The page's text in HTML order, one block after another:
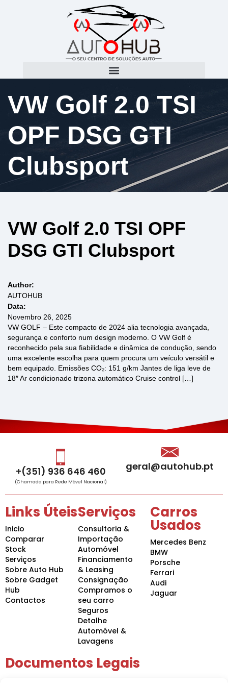
VW Golf 2.0 TSI
OPF DSG GTI
Clubsport
VW Golf 2.0 TSI OPF
DSG GTI Clubsport
Author:
AUTOHUB
Data:
Novembro 26, 2025
VW GOLF – Este compacto de 2024 alia tecnologia avançada,
segurança e conforto num design moderno. O VW Golf é
reconhecido pela sua fiabilidade e dinâmica de condução, sendo
uma excelente escolha para quem procura um veículo versátil e
bem equipado. Emissões CO₂: 151 g/km Jantes de liga leve de
18″ Ar condicionado trizona automático Cruise control […]
+(351) 936 646 460
(Chamada para Rede Móvel Nacional)
geral@autohub.pt
Links Úteis
Inicio
Comparar
Stock
Serviços
Sobre Auto Hub
Sobre Gadget
Hub
Contactos
Serviços
Consultoria &
Importação
Automóvel
Financiamento
& Leasing
Consignação
Compramos o
seu carro
Seguros
Detalhe
Automóvel &
Lavagens
Carros
Usados
Mercedes Benz
BMW
Porsche
Ferrari
Audi
Jaguar
Documentos Legais